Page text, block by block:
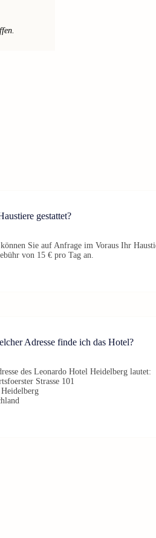
gestattet?
Sie auf Anfrage im Voraus Ihr
von 15 € pro Tag an.
Adresse finde ich das Hotel?
des Leonardo Hotel Heidelberg lautet:
Strasse 101